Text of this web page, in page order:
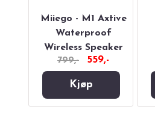
Miiego - M1 Axtive
Waterproof
Wireless Speaker
799,-
559,-
Kjøp